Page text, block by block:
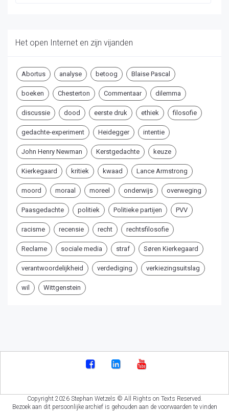
Het open Internet en zijn vijanden
Abortus analyse betoog Blaise Pascal
boeken Chesterton Commentaar dilemma
discussie dood eerste druk ethiek filosofie
gedachte-experiment Heidegger intentie
John Henry Newman Kerstgedachte keuze
Kierkegaard kritiek kwaad Lance Armstrong
moord moraal moreel onderwijs overweging
Paasgedachte politiek Politieke partijen PVV
racisme recensie recht rechtsfilosofie
Reclame sociale media straf Søren Kierkegaard
verantwoordelijkheid verdediging verkiezingsuitslag
wil Wittgenstein
Copyright 2026 Stephan Wetzels © All Rights on Texts Reserved.
Bezoek aan dit persoonlijke archief is gehouden aan de voorwaarden te vinden